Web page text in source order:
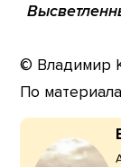
© Владимир
По